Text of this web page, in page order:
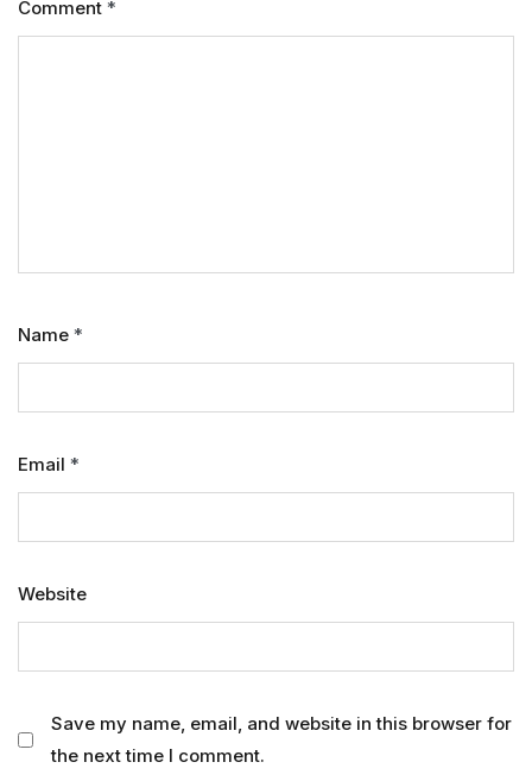
Comment *
Name *
Email *
Website
Save my name, email, and website in this browser for
the next time I comment.